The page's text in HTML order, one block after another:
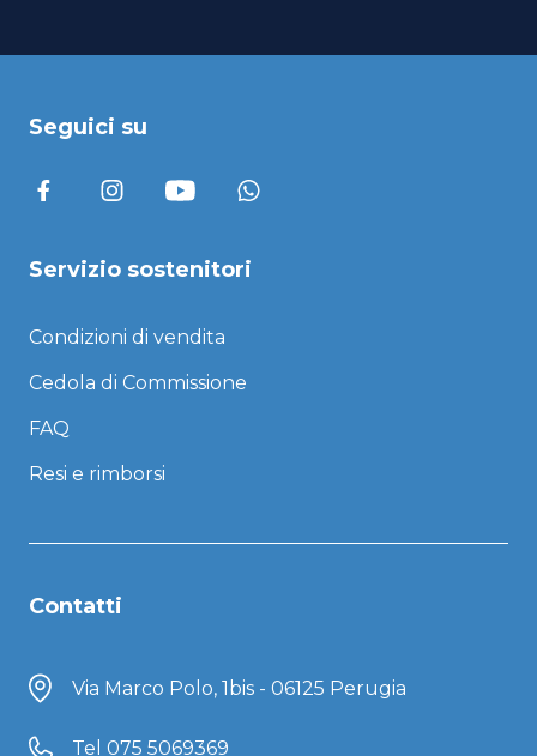
Seguici su
Servizio sostenitori
Condizioni di vendita
Cedola di Commissione
FAQ
Resi e rimborsi
Contatti
Via Marco Polo, 1bis - 06125 Perugia
Tel 075 5069369